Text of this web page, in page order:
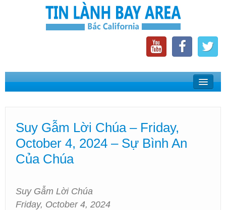
Home
Phát Thanh Tin Lành Bay Area
Các Hội Thánh Bắc California
Suy Gẫm Lời Chúa – Friday,
October 4, 2024 – Sự Bình An
Của Chúa
Suy Gẫm Lời Chúa
Friday, October 4, 2024